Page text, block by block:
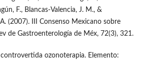
F., Blancas-Valencia, J. M., &
(2007). III Consenso Mexicano sobre
de Gastroenterología de Méx, 72(3), 321.
controvertida ozonoterapia. Elemento: